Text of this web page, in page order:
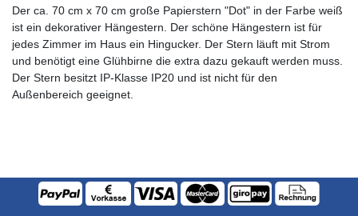
Der ca. 70 cm x 70 cm große Papierstern "Dot" in der Farbe weiß
ist ein dekorativer Hängestern. Der schöne Hängestern ist für
jedes Zimmer im Haus ein Hingucker. Der Stern läuft mit Strom
und benötigt eine Glühbirne die extra dazu gekauft werden muss.
Der Stern besitzt IP-Klasse IP20 und ist nicht für den
Außenbereich geeignet.